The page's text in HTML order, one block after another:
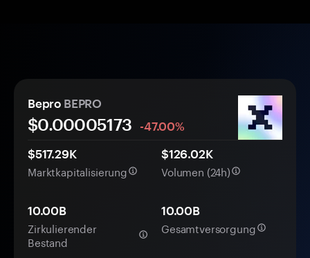
Bepro BEPRO
$0.00005173
-47.00%
$517.29K
Marktkapitalisierung
$126.02K
Volumen (24h)
10.00B
Zirkulierender
Bestand
10.00B
Gesamtversorgung